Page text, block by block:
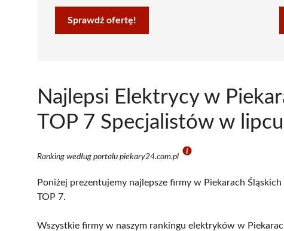
Sprawdź ofertę!
Najlepsi Elektrycy w
TOP 7 Specjalistów w
Ranking według portalu piekary24.com.pl
Poniżej prezentujemy najlepsze firmy w Piekarach
TOP 7.
Wszystkie firmy w naszym rankingu elektryków w